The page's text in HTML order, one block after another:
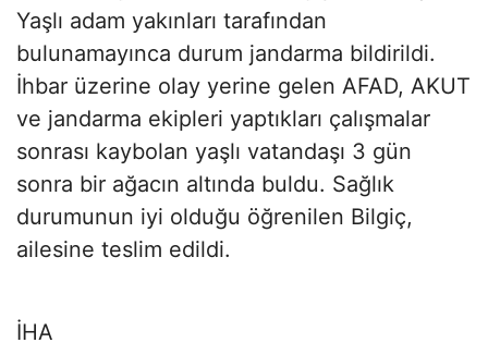
Yaşlı adam yakınları tarafından
bulunamayınca durum jandarma bildirildi.
İhbar üzerine olay yerine gelen AFAD, AKUT
ve jandarma ekipleri yaptıkları çalışmalar
sonrası kaybolan yaşlı vatandaşı 3 gün
sonra bir ağacın altında buldu. Sağlık
durumunun iyi olduğu öğrenilen Bilgiç,
ailesine teslim edildi.
İHA